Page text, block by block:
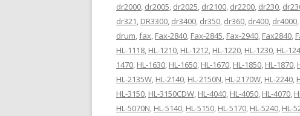
dr2000, dr2005, dr2025, dr2100, dr2200, dr230,
dr321, DR3300, dr3400, dr350, dr360, dr400, dr4000,
drum,fax, Fax-2840, Fax-2845, Fax-2940, Fax2840,
HL-1118, HL-1210, HL-1212, HL-1220, HL-1230, HL-
1470, HL-1630, HL-1650, HL-1670, HL-1850, HL-1870,
HL-2135W, HL-2140, HL-2150N, HL-2170W, HL-2240,
HL-3150, HL-3150CDW, HL-4040, HL-4050, HL-4070,
HL-5070N, HL-5140, HL-5150, HL-5170, HL-5240, HL-